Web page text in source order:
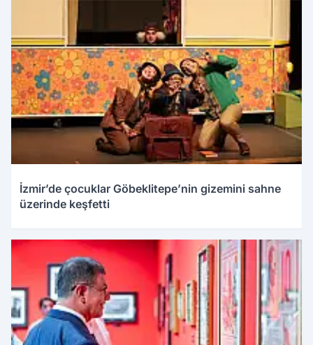
İzmir’de çocuklar Göbeklitepe’nin gizemini sahne
üzerinde keşfetti